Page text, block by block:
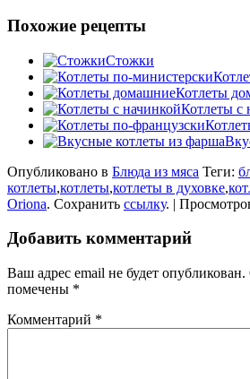
Похожие рецепты
Стожки
Котлеты
Котлеты с
Опубликовано в Блюда из мяса Теги:
котлеты,котлеты,котлеты в духовке,
Oriona. Сохранить ссылку. |
Добавить комментарий
Ваш адрес email не будет опубликован.
помечены *
Комментарий *